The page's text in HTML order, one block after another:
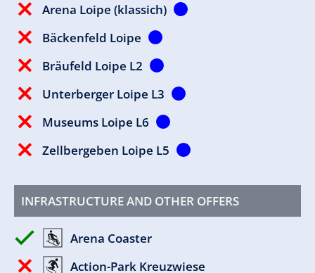
Arena Loipe (klassich)
Bäckenfeld Loipe
Bräufeld Loipe L2
Unterberger Loipe L3
Museums Loipe L6
Zellbergeben Loipe L5
INFRASTRUCTURE AND OTHER OFFERS
Arena Coaster
Action-Park Kreuzwiese